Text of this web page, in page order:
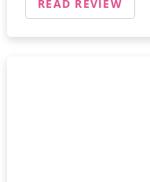
READ REVIEW